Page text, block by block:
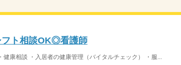
ト相談OK◎看護師
康相談 ・入居者の健康管理（バイタルチェック） ・服...